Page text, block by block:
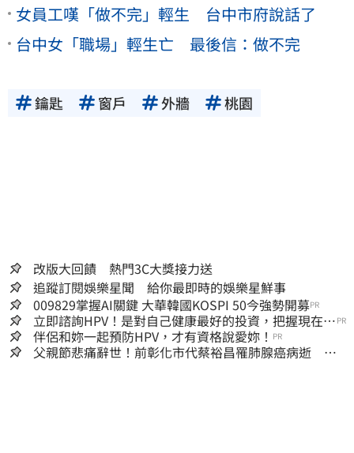
女員工嘆「做不完」輕生 台中市府說話了
台中女「職場」輕生亡 最後信：做不完
鑰匙 窗戶 外牆 桃園
改版大回饋 熱門3C大獎接力送
追蹤訂閱娛樂星聞 給你最即時的娛樂星鮮事
009829掌握AI關鍵 大華韓國KOSPI 50今強勢開募PR
立即諮詢HPV！是對自己健康最好的投資，把握現在不
嫌晚！
PR
伴侶和妳一起預防HPV，才有資格說愛妳！ PR
父親節悲痛辭世！前彰化市代蔡裕昌罹肺腺癌病逝 享